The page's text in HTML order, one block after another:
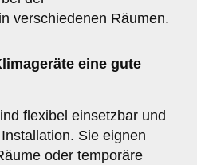
verschiedenen Räumen.
eine gute
flexibel einsetzbar und
Sie eignen
oder temporäre